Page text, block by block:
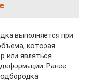
выполняется при
которая
или являться
Ранее